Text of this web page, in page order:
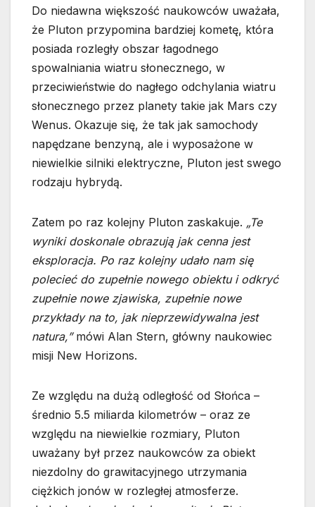
Do niedawna większość naukowców uważała,
że Pluton przypomina bardziej kometę, która
posiada rozległy obszar łagodnego
spowalniania wiatru słonecznego, w
przeciwieństwie do nagłego odchylania wiatru
słonecznego przez planety takie jak Mars czy
Wenus. Okazuje się, że tak jak samochody
napędzane benzyną, ale i wyposażone w
niewielkie silniki elektryczne, Pluton jest swego
rodzaju hybrydą.
Zatem po raz kolejny Pluton zaskakuje. „Te
wyniki doskonale obrazują jak cenna jest
eksploracja. Po raz kolejny udało nam się
polecieć do zupełnie nowego obiektu i odkryć
zupełnie nowe zjawiska, zupełnie nowe
przykłady na to, jak nieprzewidywalna jest
natura,”mówi Alan Stern, główny naukowiec
misji New Horizons.
Ze względu na dużą odległość od Słońca –
średnio 5.5 miliarda kilometrów – oraz ze
względu na niewielkie rozmiary, Pluton
uważany był przez naukowców za obiekt
niezdolny do grawitacyjnego utrzymania
ciężkich jonów w rozległej atmosferze.